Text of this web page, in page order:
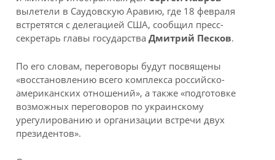
вылетели в Саудовскую Аравию, где 18 февраля
встретятся с делегацией США, сообщил пресс-
секретарь главы государстваДмитрий Песков.
По его словам, переговоры будут посвящены
«восстановлению всего комплекса российско-
американских отношений», а также «подготовке
возможных переговоров по украинскому
урегулированию и организации встречи двух
президентов».